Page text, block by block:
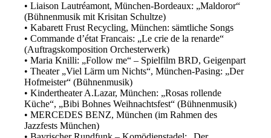
• Liaison Lautréamont, München-Bordeaux: „Maldoror“
(Bühnenmusik mit Krisitan Schultze)
• Kabarett Frust Recycling, München: sämtliche Songs
• Commande d’état Francais: „Le crie de la renarde“
(Auftragskomposition Orchesterwerk)
• Maria Knilli: „Follow me“ – Spielfilm BRD, Geigenpart
• Theater „Viel Lärm um Nichts“, München-Pasing: „Der
Hofmeister“ (Bühnenmusik)
• Kindertheater A.Lazar, München: „Rosas rollende
Küche“, „Bibi Bohnes Weihnachtsfest“ (Bühnenmusik)
• MERCEDES BENZ, München (im Rahmen des
Jazzfests München)